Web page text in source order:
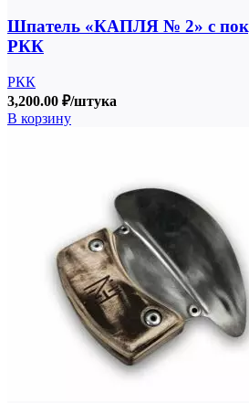
Шпатель «КАПЛЯ № 2» с
РКК
РКК
3,200.00 ₽/штука
В корзину